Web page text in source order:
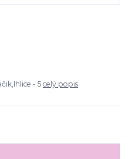
- 5 celý popis